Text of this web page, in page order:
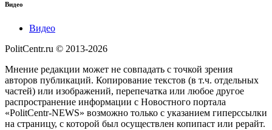
Видео
Видео
PolitCentr.ru © 2013-2026
Мнение редакции может не совпадать с точкой зрения
авторов публикаций. Копирование текстов (в т.ч. отдельных
частей) или изображений, перепечатка или любое другое
распространение информации с Новостного портала
«PolitCentr-NEWS» возможно только с указанием гиперссылки
на страницу, с которой был осуществлен копипаст или рерайт.